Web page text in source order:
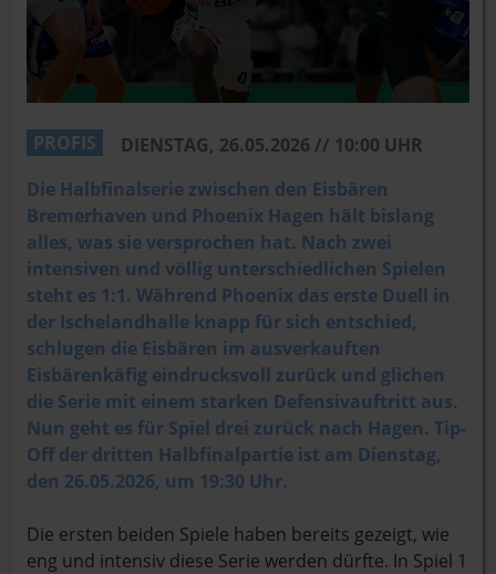
PROFIS
DIENSTAG, 26.05.2026 // 10:00 UHR
Die Halbfinalserie zwischen den Eisbären
Bremerhaven und Phoenix Hagen hält bislang
alles, was sie versprochen hat. Nach zwei
intensiven und völlig unterschiedlichen Spielen
steht es 1:1. Während Phoenix das erste Duell in
der Ischelandhalle knapp für sich entschied,
schlugen die Eisbären im ausverkauften
Eisbärenkäfig eindrucksvoll zurück und glichen
die Serie mit einem starken Defensivauftritt aus.
Nun geht es für Spiel drei zurück nach Hagen. Tip-
Off der dritten Halbfinalpartie ist am Dienstag,
den 26.05.2026, um 19:30 Uhr.
Die ersten beiden Spiele haben bereits gezeigt, wie
eng und intensiv diese Serie werden dürfte. In Spiel 1